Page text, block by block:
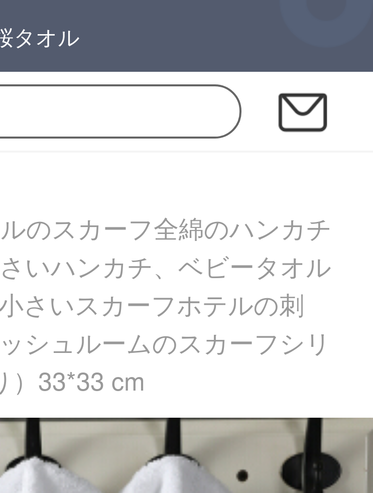
タオル
のスカーフ全綿のハンカチ
いハンカチ、ベビータオル
さいスカーフホテルの刺
シュルームのスカーフシリ
）33*33 cm